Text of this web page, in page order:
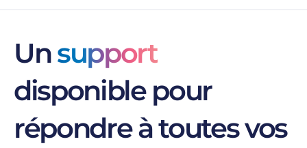
Unsupport
disponible pour
répondre à toutes vos